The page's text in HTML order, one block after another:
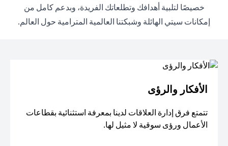
خصيصًا لتلبية أهدافك وتطلعاتك الفريدة، وبدعم كامل من
إمكانات سيتي الهائلة وشبكتنا العالمية المترامية حول العالم.
الأفكار والرؤى
تتمتع فرق إدارة العلاقات لدينا بمعرفة استثنائية بقطاعات
الأعمال ورؤى سوقية لا مثيل لها.